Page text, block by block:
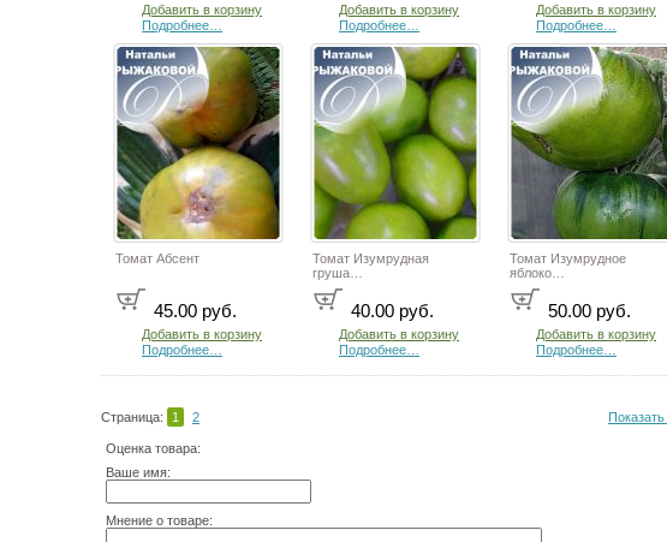
Добавить в корзину
Подробнее…
Добавить в корзину
Подробнее…
Добавить в корзину
Подробнее…
Томат Абсент
45.00 руб.
Добавить в корзину
Подробнее…
Томат Изумрудная
груша…
40.00 руб.
Добавить в корзину
Подробнее…
Томат Изумрудное
яблоко…
50.00 руб.
Добавить в корзину
Подробнее…
Страница: 1 2
Оценка товара:
Ваше имя:
Мнение о товаре: